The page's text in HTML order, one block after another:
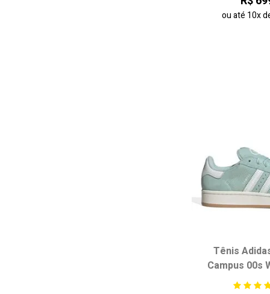
ou até 10x
Escolha
35
Tênis
Campus 00s